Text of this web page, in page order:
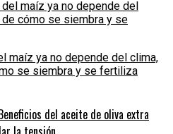
maíz ya no depende del clima,
se siembra y se fertiliza